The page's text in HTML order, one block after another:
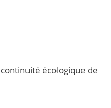
écologique de